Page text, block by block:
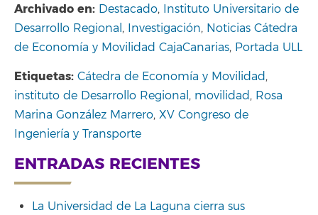
Archivado en: Destacado, Instituto Universitario de
Desarrollo Regional , Investigación, Noticias Cátedra
de Economía y Movilidad CajaCanarias, Portada ULL
Etiquetas: Cátedra de Economía y Movilidad,
instituto de Desarrollo Regional, movilidad, Rosa
Marina González Marrero, XV Congreso de
Ingeniería y Transporte
ENTRADAS RECIENTES
La Universidad de La Laguna cierra sus